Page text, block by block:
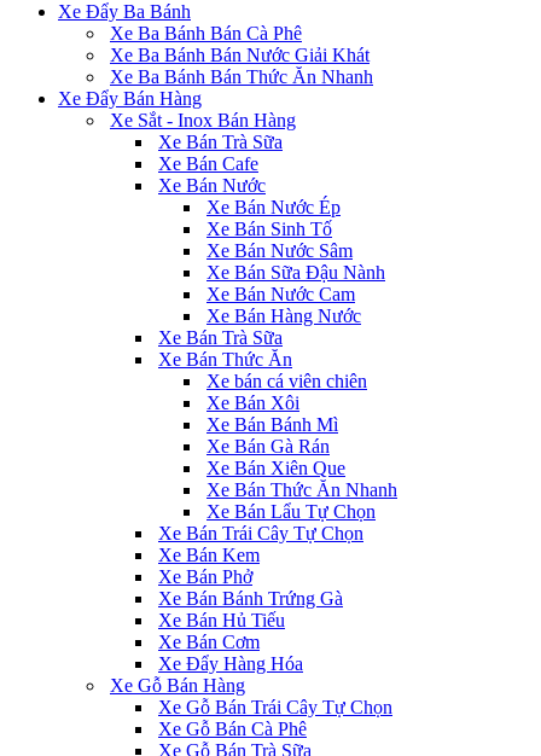
Xe Đẩy Ba Bánh
Xe Ba Bánh Bán Cà Phê
Xe Ba Bánh Bán Nước Giải Khát
Xe Ba Bánh Bán Thức Ăn Nhanh
Xe Đẩy Bán Hàng
Xe Sắt - Inox Bán Hàng
Xe Bán Trà Sữa
Xe Bán Cafe
Xe Bán Nước
Xe Bán Nước Ép
Xe Bán Sinh Tố
Xe Bán Nước Sâm
Xe Bán Sữa Đậu Nành
Xe Bán Nước Cam
Xe Bán Hàng Nước
Xe Bán Trà Sữa
Xe Bán Thức Ăn
Xe bán cá viên chiên
Xe Bán Xôi
Xe Bán Bánh Mì
Xe Bán Gà Rán
Xe Bán Xiên Que
Xe Bán Thức Ăn Nhanh
Xe Bán Lẩu Tự Chọn
Xe Bán Trái Cây Tự Chọn
Xe Bán Kem
Xe Bán Phở
Xe Bán Bánh Trứng Gà
Xe Bán Hủ Tiếu
Xe Bán Cơm
Xe Đẩy Hàng Hóa
Xe Gỗ Bán Hàng
Xe Gỗ Bán Trái Cây Tự Chọn
Xe Gỗ Bán Cà Phê
Xe Gỗ Bán Trà Sữa